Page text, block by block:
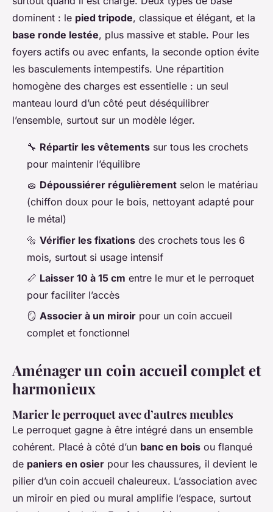
dominent : le pied tripode, classique et élégant, et la
base ronde lestée, plus massive et stable. Pour les
foyers actifs ou avec enfants, la seconde option évite
les basculements intempestifs. Une répartition
homogène des charges est essentielle : un seul
manteau lourd d’un côté peut déséquilibrer
l’ensemble, surtout sur un modèle léger.
🔧 Répartir les vêtements sur tous les crochets
pour maintenir l’équilibre
🧽 Dépoussiérer régulièrement selon le matériau
(chiffon doux pour le bois, nettoyant adapté pour
le métal)
🔩 Vérifier les fixations des crochets tous les 6
mois, surtout si usage intensif
📏 Laisser 10 à 15 cm entre le mur et le perroquet
pour faciliter l’accès
🪞 Associer à un miroir pour un coin accueil
complet et fonctionnel
Aménager un coin accueil complet et
harmonieux
Marier le perroquet avec d’autres meubles
Le perroquet gagne à être intégré dans un ensemble
cohérent. Placé à côté d’un banc en bois ou flanqué
de paniers en osier pour les chaussures, il devient le
pilier d’un coin accueil chaleureux. L’association avec
un miroir en pied ou mural amplifie l’espace, surtout